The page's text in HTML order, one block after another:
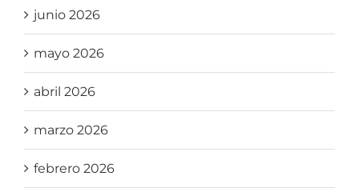
junio 2026
mayo 2026
abril 2026
marzo 2026
febrero 2026